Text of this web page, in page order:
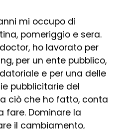
mi occupo di
pomeriggio e sera.
ho lavorato per
per un ente pubblico,
e per una delle
pubblicitarie del
ciò che ho fatto, conta
fare. Dominare la
il cambiamento,